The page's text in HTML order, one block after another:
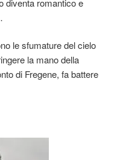
le sfumature del cielo
la mano della
di Fregene, fa battere